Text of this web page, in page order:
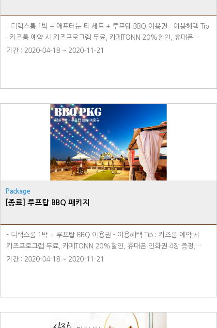
- 디럭스룸 1박 + 애프터눈 티 세트 + 루프탑 BBQ 이용권 - 이용혜택 Tip
: 키즈룸 예약 시 키즈프로그램 무료, 카페TONN 20%할인, 휴대폰
인화권 4장 증정, 코스튬 의상 2인 대여권 50%할인, 용인시민 10%
기간 : 2020-04-18 ~ 2020-11-21
Package
[종료] 루프탑 BBQ 패키지
- 디럭스룸 1박 + 루프탑 BBQ 이용권 - 이용혜택 Tip : 키즈룸 예약 시
키즈프로그램 무료, 카페TONN 20%할인, 휴대폰 인화권 4장 증정,
코스튬 의상 2인 대여권 50%할인, 용인시민 10%할인
기간 : 2020-04-18 ~ 2020-11-21